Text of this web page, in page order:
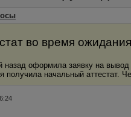
во время
назад оформила заявку на
получила начальный аттестат.